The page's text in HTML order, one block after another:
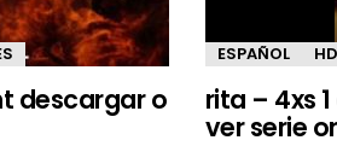
descargar o
ESPAÑOL
rita – 4xs
ver serie